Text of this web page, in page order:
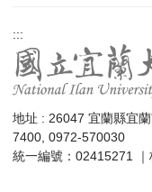
:::
地址 : 26047 宜蘭縣宜
7400, 0972-570030
統一編號：02415271